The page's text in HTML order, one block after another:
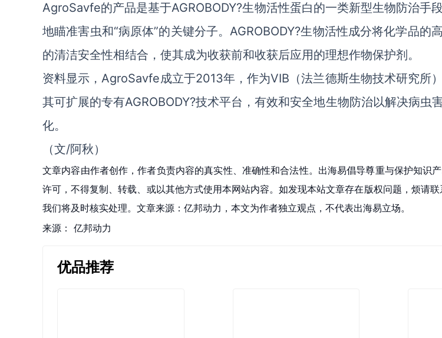
AgroSavfe的产品是基于AGROBODY?生物活性蛋白的一类新型生物防治手
地瞄准害虫和“病原体”的关键分子。AGROBODY?生物活性成分将化学品的
的清洁安全性相结合，使其成为收获前和收获后应用的理想作物保护剂。
资料显示，AgroSavfe成立于2013年，作为VIB（法兰德斯生物技术研究所
其可扩展的专有AGROBODY?技术平台，有效和安全地生物防治以解决病虫
化。
（文/阿秋）
文章内容由作者创作，作者负责内容的真实性、准确性和合法性。出海易倡导尊重与保护知识
许可，不得复制、转载、或以其他方式使用本网站内容。如发现本站文章存在版权问题，烦请
我们将及时核实处理。文章来源：亿邦动力，本文为作者独立观点，不代表出海易立场。
来源： 亿邦动力
优品推荐